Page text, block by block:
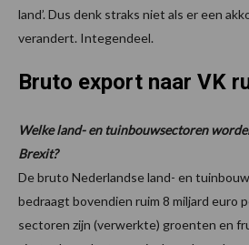
land’. Dus denk straks niet als er een
verandert. Integendeel.
Bruto export naar VK
Welke land- en tuinbouwsectoren
Brexit?
De bruto Nederlandse land- en
bedraagt bovendien ruim 8 miljard euro
sectoren zijn (verwerkte) groenten en